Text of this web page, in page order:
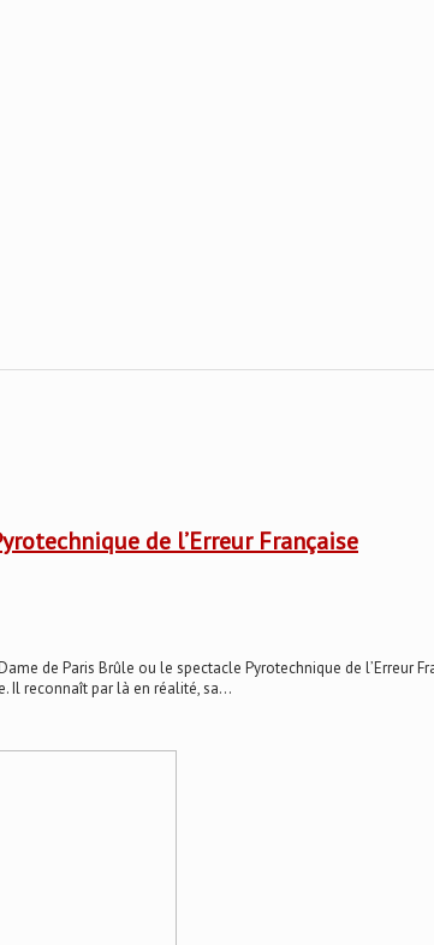
de l’Erreur Française
de Paris Brûle ou le spectacle Pyrotechnique de l’Erreur
Il reconnaît par là en réalité, sa...